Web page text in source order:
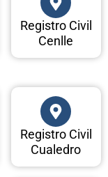
Registro Civil
Cenlle
Registro Civil
Cualedro